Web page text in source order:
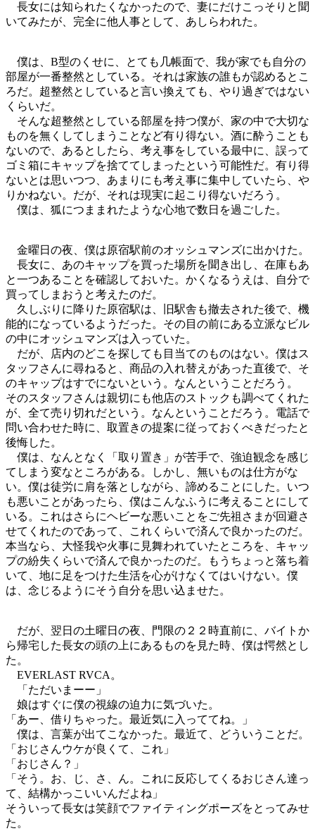
長女には知られたくなかったので、妻にだけこっそりと聞
いてみたが、完全に他人事として、あしらわれた。
僕は、B型のくせに、とても几帳面で、我が家でも自分の
部屋が一番整然としている。それは家族の誰もが認めるとこ
ろだ。超整然としていると言い換えても、やり過ぎではない
くらいだ。
そんな超整然としている部屋を持つ僕が、家の中で大切な
ものを無くしてしまうことなど有り得ない。酒に酔うことも
ないので、あるとしたら、考え事をしている最中に、誤って
ゴミ箱にキャップを捨ててしまったという可能性だ。有り得
ないとは思いつつ、あまりにも考え事に集中していたら、や
りかねない。だが、それは現実に起こり得ないだろう。
僕は、狐につままれたような心地で数日を過ごした。
金曜日の夜、僕は原宿駅前のオッシュマンズに出かけた。
長女に、あのキャップを買った場所を聞き出し、在庫もあ
と一つあることを確認しておいた。かくなるうえは、自分で
買ってしまおうと考えたのだ。
久しぶりに降りた原宿駅は、旧駅舎も撤去された後で、機
能的になっているようだった。その目の前にある立派なビル
の中にオッシュマンズは入っていた。
だが、店内のどこを探しても目当てのものはない。僕はス
タッフさんに尋ねると、商品の入れ替えがあった直後で、そ
のキャップはすでにないという。なんということだろう。
そのスタッフさんは親切にも他店のストックも調べてくれた
が、全て売り切れだという。なんということだろう。電話で
問い合わせた時に、取置きの提案に従っておくべきだったと
後悔した。
僕は、なんとなく「取り置き」が苦手で、強迫観念を感じ
てしまう変なところがある。しかし、無いものは仕方がな
い。僕は徒労に肩を落としながら、諦めることにした。いつ
も悪いことがあったら、僕はこんなふうに考えることにして
いる。これはさらにヘビーな悪いことをご先祖さまが回避さ
せてくれたのであって、これくらいで済んで良かったのだ。
本当なら、大怪我や火事に見舞われていたところを、キャッ
プの紛失くらいで済んで良かったのだ。もうちょっと落ち着
いて、地に足をつけた生活を心がけなくてはいけない。僕
は、念じるようにそう自分を思い込ませた。
だが、翌日の土曜日の夜、門限の２２時直前に、バイトか
ら帰宅した長女の頭の上にあるものを見た時、僕は愕然とし
た。
EVERLAST RVCA。
「ただいまーー」
娘はすぐに僕の視線の迫力に気づいた。
「あー、借りちゃった。最近気に入っててね。」
僕は、言葉が出てこなかった。最近て、どういうことだ。
「おじさんウケが良くて、これ」
「おじさん？」
「そう。お、じ、さ、ん。これに反応してくるおじさん達っ
て、結構かっこいいんだよね」
そういって長女は笑顔でファイティングポーズをとってみせ
た。